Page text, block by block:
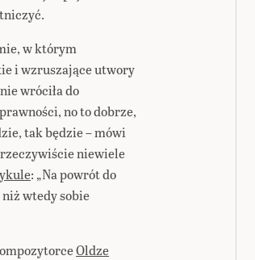
w którym
i wzruszające utwory
wróciła do
no to dobrze,
tak będzie – mówi
niewiele
: „Na powrót do
niż wtedy sobie
Oldze